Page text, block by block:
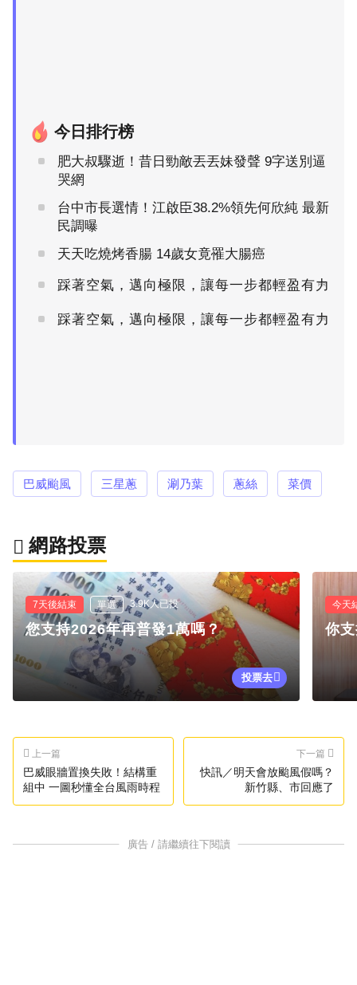
今日排行榜
肥大叔驟逝！昔日勁敵丟丟妹發聲 9字送別逼
哭網
台中市長選情！江啟臣38.2%領先何欣純 最新
民調曝
天天吃燒烤香腸 14歲女竟罹大腸癌
踩著空氣，邁向極限，讓每一步都輕盈有力
PR
踩著空氣，邁向極限，讓每一步都輕盈有力
PR
巴威颱風 三星蔥 涮乃葉 蔥絲 菜價
網路投票
7天後結束 單選 3.9K人已投
您支持2026年再普發1萬嗎？
投票去
今天
你
上一篇
巴威眼牆置換失敗！結構重
組中 一圖秒懂全台風雨時程
下一篇
快訊／明天會放颱風假嗎？
新竹縣、市回應了
廣告 / 請繼續往下閱讀